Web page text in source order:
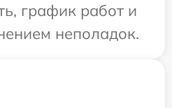
график работ и
неполадок.